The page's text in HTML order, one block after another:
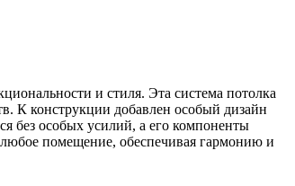
и стиля. Эта система потолка
К конструкции добавлен особый дизайн
без особых усилий, а его компоненты
помещение, обеспечивая гармонию и